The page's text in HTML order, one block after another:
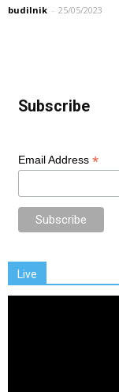
budilnik - 25/05/2023
Subscribe
Email Address *
Live